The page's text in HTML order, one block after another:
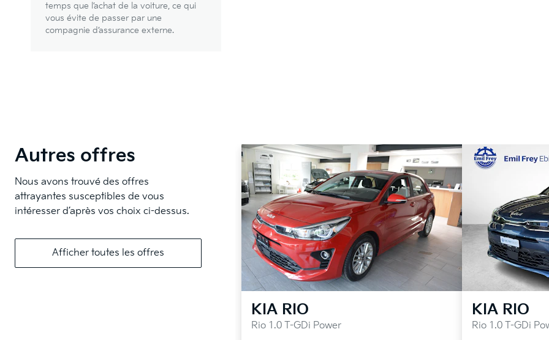
temps que l’achat de la voiture, ce qui
vous évite de passer par une
compagnie d’assurance externe.
Autres offres
Nous avons trouvé des offres
attrayantes susceptibles de vous
intéresser d’après vos choix ci-dessus.
Afficher toutes les offres
KIA RIO
Rio 1.0 T-GDi Power
KIA RIO
Rio 1.0 T-GDi